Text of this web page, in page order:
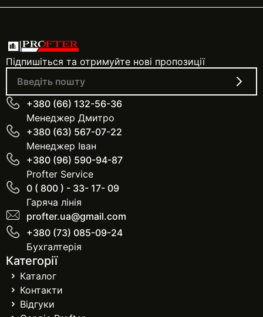
Підпишіться та отримуйте нові пропозиції
+380 (66) 132-56-36
Менеджер Дмитро
+380 (63) 567-07-22
Менеджер Іван
+380 (96) 590-94-87
Profter Service
0 ( 800 ) - 33- 17- 09
Гаряча лінія
profter.ua@gmail.com
+380 (73) 085-09-24
Бухгалтерія
Категорії
Каталог
Контакти
Відгуки